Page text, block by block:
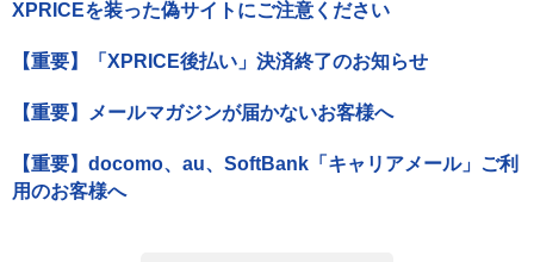
XPRICEを装った偽サイトにご注意ください
【重要】「XPRICE後払い」決済終了のお知らせ
【重要】メールマガジンが届かないお客様へ
【重要】docomo、au、SoftBank「キャリアメール」ご利
用のお客様へ